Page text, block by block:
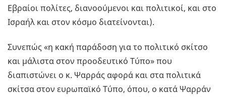
Εβραίοι πολίτες, διανοούμενοι και πολιτικοί, και στο
Ισραήλ και στον κόσμο διατείνονται).
Συνεπώς «η κακή παράδοση για το πολιτικό σκίτσο
και μάλιστα στον προοδευτικό Τύπο» που
διαπιστώνει ο κ. Ψαρράς αφορά και στα πολιτικά
σκίτσα στον ευρωπαϊκό Τύπο, όπου, ο κατά Ψαρράν